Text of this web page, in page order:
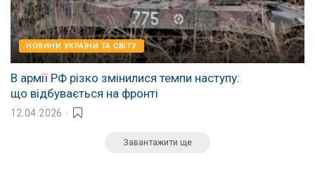
НОВИНИ УКРАЇНИ ТА СВІТУ
В армії РФ різко змінилися темпи наступу:
що відбувається на фронті
12.04.2026
Завантажити ще